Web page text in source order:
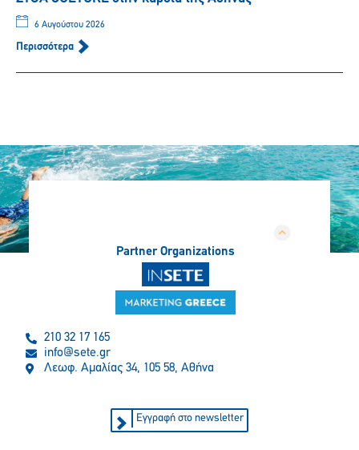
6 Αυγούστου 2026
Περισσότερα
Partner Organizations
210 32 17 165
info@sete.gr
Λεωφ. Αμαλίας 34, 105 58, Αθήνα
Εγγραφή στο newsletter